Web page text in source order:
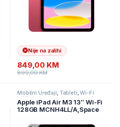
Nije na zalihi
849,00 KM
899,00KM
Mobilni Uređaji, Tableti,Wi-Fi
tableti
Apple iPad Air M3 13″ Wi-Fi
128GB MCNH4LL/A,Space